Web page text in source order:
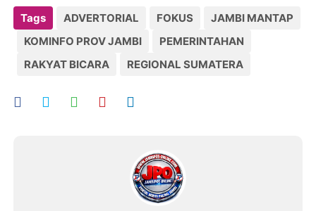
Tags ADVERTORIAL FOKUS
JAMBI MANTAP
KOMINFO PROV JAMBI
PEMERINTAHAN
RAKYAT BICARA
REGIONAL SUMATERA